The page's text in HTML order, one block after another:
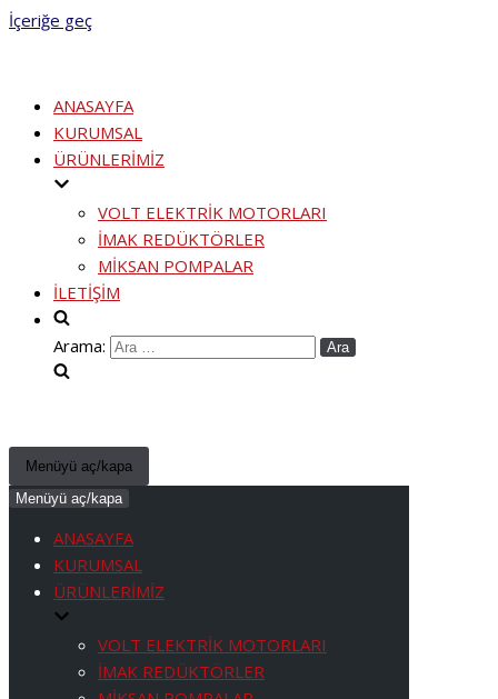
İçeriğe geç
ANASAYFA
KURUMSAL
ÜRÜNLERİMİZ
VOLT ELEKTRİK MOTORLARI
İMAK REDÜKTÖRLER
MİKSAN POMPALAR
İLETİŞİM
Arama:
Menüyü aç/kapa
Menüyü aç/kapa
ANASAYFA
KURUMSAL
ÜRÜNLERİMİZ
VOLT ELEKTRİK MOTORLARI
İMAK REDÜKTÖRLER